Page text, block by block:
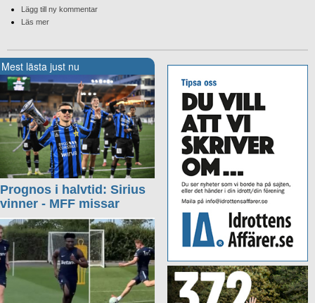
Lägg till ny kommentar
Läs mer
Mest lästa just nu
Prognos i halvtid: Sirius
vinner - MFF missar